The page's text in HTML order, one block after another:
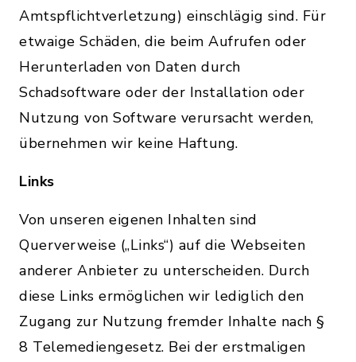
Amtspflichtverletzung) einschlägig sind. Für
etwaige Schäden, die beim Aufrufen oder
Herunterladen von Daten durch
Schadsoftware oder der Installation oder
Nutzung von Software verursacht werden,
übernehmen wir keine Haftung.
Links
Von unseren eigenen Inhalten sind
Querverweise („Links“) auf die Webseiten
anderer Anbieter zu unterscheiden. Durch
diese Links ermöglichen wir lediglich den
Zugang zur Nutzung fremder Inhalte nach §
8 Telemediengesetz. Bei der erstmaligen